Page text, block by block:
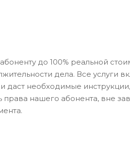
до 100% реальной
дела. Все услуги
необходимые
нашего абонента, вне